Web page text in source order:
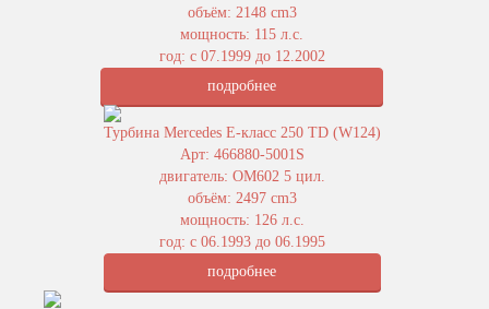
объём: 2148 cm3
мощность: 115 л.с.
год: с 07.1999 до 12.2002
подробнее
Турбина Mercedes E-класс 250 TD (W124)
Арт: 466880-5001S
двигатель: OM602 5 цил.
объём: 2497 cm3
мощность: 126 л.с.
год: с 06.1993 до 06.1995
подробнее